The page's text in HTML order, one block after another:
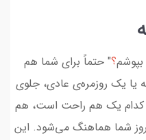
؟" حتماً برای شما هم
یا یک روزمره‌ی عادی، جلوی
کدام یک هم راحت است، هم
روز شما هماهنگ می‌شود. این